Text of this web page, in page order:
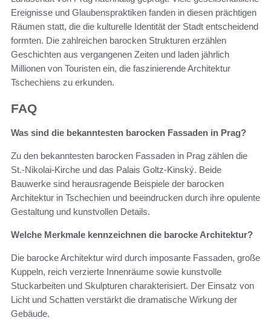
Ereignisse und Glaubenspraktiken fanden in diesen prächtigen
Räumen statt, die die kulturelle Identität der Stadt entscheidend
formten. Die zahlreichen barocken Strukturen erzählen
Geschichten aus vergangenen Zeiten und laden jährlich
Millionen von Touristen ein, die faszinierende Architektur
Tschechiens zu erkunden.
FAQ
Was sind die bekanntesten barocken Fassaden in Prag?
Zu den bekanntesten barocken Fassaden in Prag zählen die
St.-Nikolai-Kirche und das Palais Goltz-Kinský. Beide
Bauwerke sind herausragende Beispiele der barocken
Architektur in Tschechien und beeindrucken durch ihre opulente
Gestaltung und kunstvollen Details.
Welche Merkmale kennzeichnen die barocke Architektur?
Die barocke Architektur wird durch imposante Fassaden, große
Kuppeln, reich verzierte Innenräume sowie kunstvolle
Stuckarbeiten und Skulpturen charakterisiert. Der Einsatz von
Licht und Schatten verstärkt die dramatische Wirkung der
Gebäude.